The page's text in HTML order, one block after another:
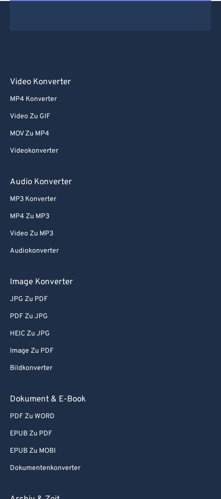
Video Konverter
MP4 Konverter
Video Zu GIF
MOV Zu MP4
Videokonverter
Audio Konverter
MP3 Konverter
MP4 Zu MP3
Video Zu MP3
Audiokonverter
Image Konverter
JPG Zu PDF
PDF Zu JPG
HEIC Zu JPG
Image Zu PDF
Bildkonverter
Dokument & E-Book
PDF Zu WORD
EPUB Zu PDF
EPUB Zu MOBI
Dokumentenkonverter